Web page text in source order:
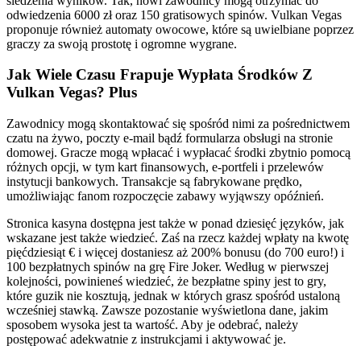
odwiedzenia 6000 zł oraz 150 gratisowych spinów. Vulkan Vegas
proponuje również automaty owocowe, które są uwielbiane poprzez
graczy za swoją prostotę i ogromne wygrane.
Jak Wiele Czasu Frapuje Wypłata Środków Z
Vulkan Vegas? Plus
Zawodnicy mogą skontaktować się spośród nimi za pośrednictwem
czatu na żywo, poczty e-mail bądź formularza obsługi na stronie
domowej. Gracze mogą wpłacać i wypłacać środki zbytnio pomocą
różnych opcji, w tym kart finansowych, e-portfeli i przelewów
instytucji bankowych. Transakcje są fabrykowane prędko,
umożliwiając fanom rozpoczęcie zabawy wyjąwszy opóźnień.
Stronica kasyna dostępna jest także w ponad dziesięć języków, jak
wskazane jest także wiedzieć. Zaś na rzecz każdej wpłaty na kwotę
pięćdziesiąt € i więcej dostaniesz aż 200% bonusu (do 700 euro!) i
100 bezpłatnych spinów na grę Fire Joker. Według w pierwszej
kolejności, powinieneś wiedzieć, że bezpłatne spiny jest to gry,
które guzik nie kosztują, jednak w których grasz spośród ustaloną
wcześniej stawką. Zawsze pozostanie wyświetlona dane, jakim
sposobem wysoka jest ta wartość. Aby je odebrać, należy
postępować adekwatnie z instrukcjami i aktywować je.